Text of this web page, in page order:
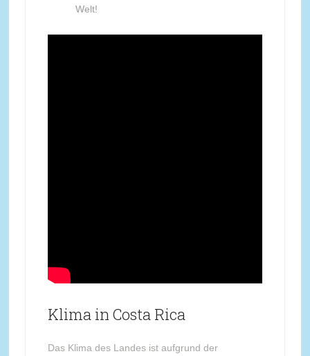
Welt!
Klima in Costa Rica
Das Klima des Landes ist aufgrund der